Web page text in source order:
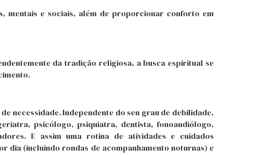
mentais e sociais, além de proporcionar conforto em
da tradição religiosa, a busca espiritual se
necessidade. Independente do seu grau de debilidade,
psicólogo, psiquiatra, dentista, fonoaudiólogo,
E assim uma rotina de atividades e cuidados
dia (incluindo rondas de acompanhamento noturnas) e